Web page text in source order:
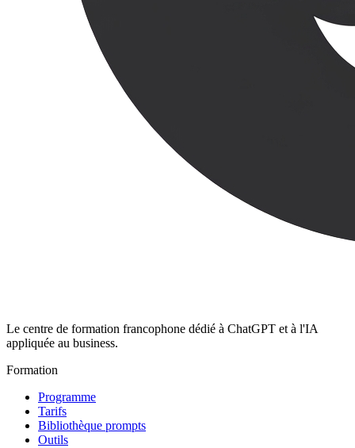
Le centre de formation francophone dédié à ChatGPT et à l'IA
appliquée au business.
Formation
Programme
Tarifs
Bibliothèque prompts
Outils